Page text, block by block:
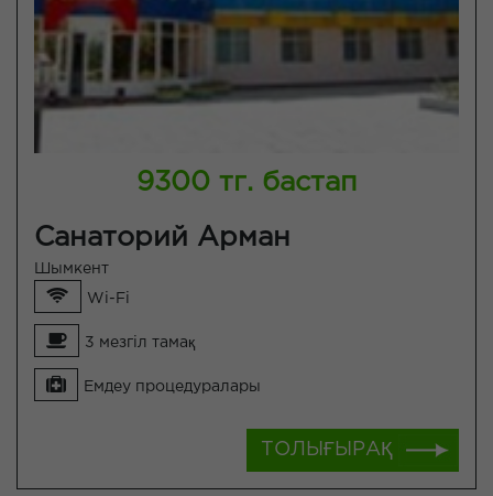
9300 тг. бастап
Санаторий Арман
Шымкент
Wi-Fi
3 мезгіл тамақ
Емдеу процедуралары
ТОЛЫҒЫРАҚ